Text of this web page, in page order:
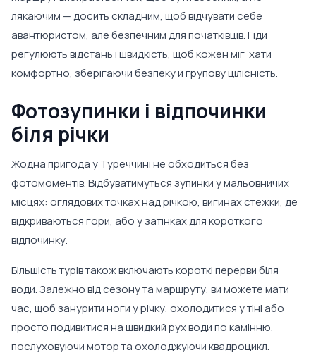
лякаючим — досить складним, щоб відчувати себе
авантюристом, але безпечним для початківців. Гіди
регулюють відстань і швидкість, щоб кожен міг їхати
комфортно, зберігаючи безпеку й групову цілісність.
Фотозупинки і відпочинки
біля річки
Жодна пригода у Туреччині не обходиться без
фотомоментів. Відбуватимуться зупинки у мальовничих
місцях: оглядових точках над річкою, вигинах стежки, де
відкриваються гори, або у затінках для короткого
відпочинку.
Більшість турів також включають короткі перерви біля
води. Залежно від сезону та маршруту, ви можете мати
час, щоб занурити ноги у річку, охолодитися у тіні або
просто подивитися на швидкий рух води по камінню,
послуховуючи мотор та охолоджуючи квадроцикл.